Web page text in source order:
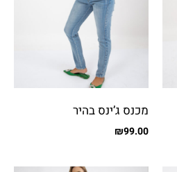
מכנס ג’ינס בהיר
₪99.00